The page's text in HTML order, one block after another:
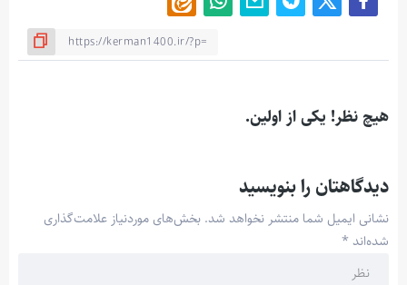
هیچ نظر! یکی از اولین.
دیدگاهتان را بنویسید
نشانی ایمیل شما منتشر نخواهد شد. بخش‌های موردنیاز علامت‌گذاری
شده‌اند *